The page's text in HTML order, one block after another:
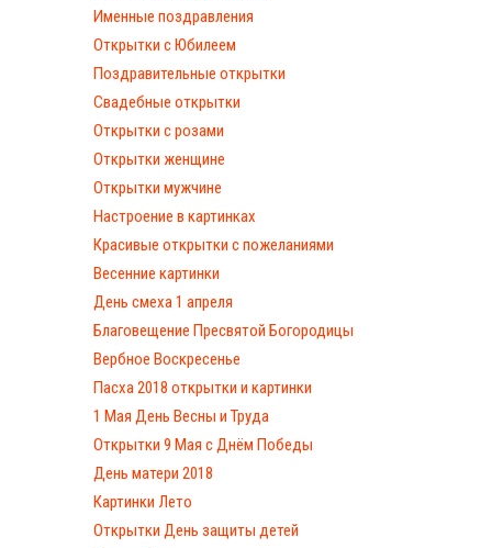
Именные поздравления
Открытки с Юбилеем
Поздравительные открытки
Свадебные открытки
Открытки с розами
Открытки женщине
Открытки мужчине
Настроение в картинках
Красивые открытки с пожеланиями
Весенние картинки
День смеха 1 апреля
Благовещение Пресвятой Богородицы
Вербное Воскресенье
Пасха 2018 открытки и картинки
1 Мая День Весны и Труда
Открытки 9 Мая с Днём Победы
День матери 2018
Картинки Лето
Открытки День защиты детей